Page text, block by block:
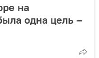
на
одна цель –